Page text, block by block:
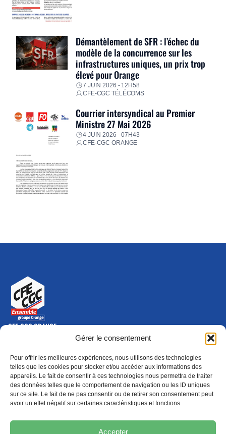
Gérer le consentement
Pour offrir les meilleures expériences, nous utilisons des technologies
telles que les cookies pour stocker et/ou accéder aux informations des
appareils. Le fait de consentir à ces technologies nous permettra de traiter
des données telles que le comportement de navigation ou les ID uniques
sur ce site. Le fait de ne pas consentir ou de retirer son consentement peut
avoir un effet négatif sur certaines caractéristiques et fonctions.
Accepter
Démantèlement de SFR : l’échec du
modèle de la concurrence sur les
infrastructures uniques, un prix trop
élevé pour Orange
7 JUIN 2026 - 12H58
CFE-CGC TÉLÉCOMS
Courrier intersyndical au Premier
Ministre 27 Mai 2026
4 JUIN 2026 - 07H43
CFE-CGC ORANGE
CFE-CGC ORANGE
10-12 rue Saint Amand, 75015 Paris Cedex 15
Nous contacter
01 46 79 28 74
S'ABONNER(NOUVELLE FENÊTRE)
ADHÉRER
Épargne
(nouvelle fenêtre) Formation
(nouvelle fenêtre)